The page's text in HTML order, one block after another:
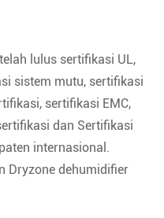
lulus sertifikasi UL,
sistem mutu, sertifikasi
sertifikasi EMC,
dan Sertifikasi
internasional.
Dryzone dehumidifier